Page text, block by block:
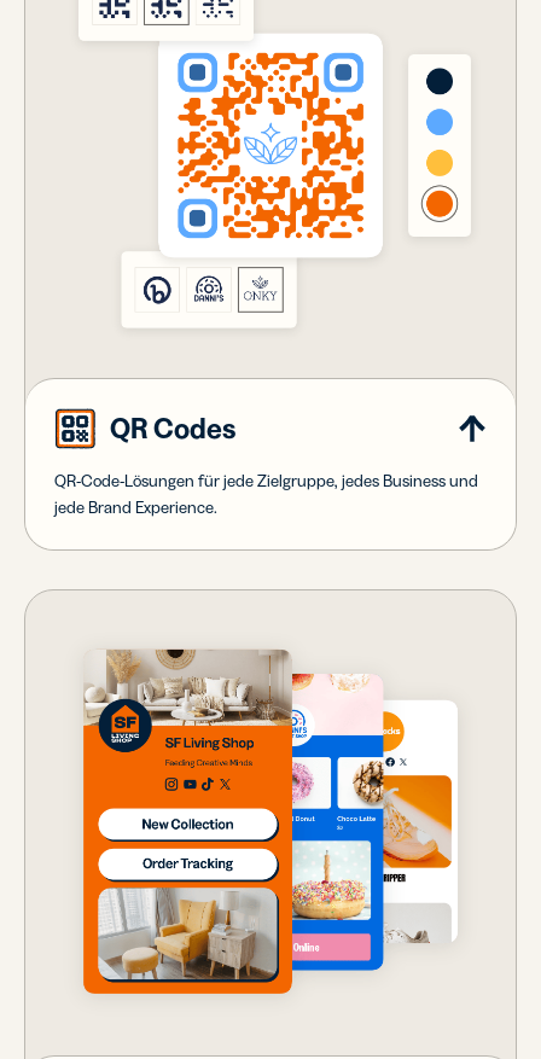
QR Codes
QR-Code-Lösungen für jede Zielgruppe, jedes Business und
jede Brand Experience.